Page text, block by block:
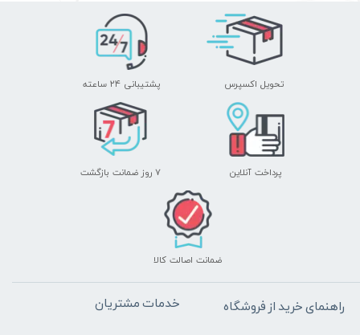
تحویل اکسپرس پشتیبانی ۲۴ ساعته
پرداخت آنلاین ۷ روز ضمانت بازگشت
ضمانت اصالت کالا
راهنمای خرید از فروشگاه خدمات مشتریان